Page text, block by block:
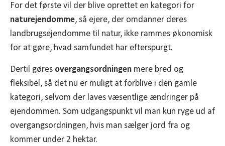
For det første vil der blive oprettet en kategori for
naturejendomme, så ejere, der omdanner deres
landbrugsejendomme til natur, ikke rammes økonomisk
for at gøre, hvad samfundet har efterspurgt.
Dertil gøres overgangsordningen mere bred og
fleksibel, så det nu er muligt at forblive i den gamle
kategori, selvom der laves væsentlige ændringer på
ejendommen. Som udgangspunkt vil man kun ryge ud af
overgangsordningen, hvis man sælger jord fra og
kommer under 2 hektar.